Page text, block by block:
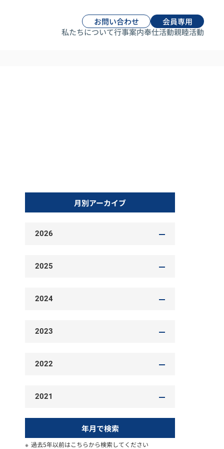
お問い合わせ
会員専用
私たちについて行事案内奉仕活動親睦活動
月別アーカイブ
2026
2025
2024
2023
2022
2021
年月で検索
過去5年以前はこちらから検索してください